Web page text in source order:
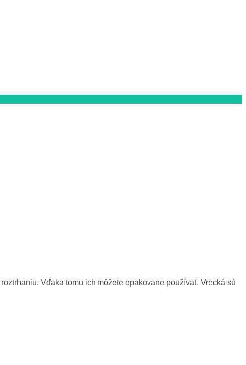
Vďaka tomu ich môžete opakovane používať. Vrecká sú